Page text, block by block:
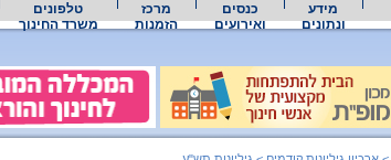
מידע
ונתונים
כנסים
ואירועים
מרכז
הזמנות
טלפונים
משרד החינוך